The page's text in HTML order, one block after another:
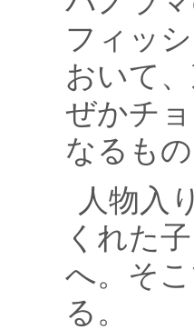
フィッ
おいて
ぜかチ
なるもの
人物入
くれた
へ。そ
る。